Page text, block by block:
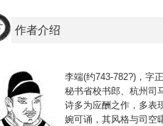
作者介绍
李端(约743-782?)，字
秘书省校书郎、杭州司
诗多为应酬之作，多表
婉可诵，其风格与司空